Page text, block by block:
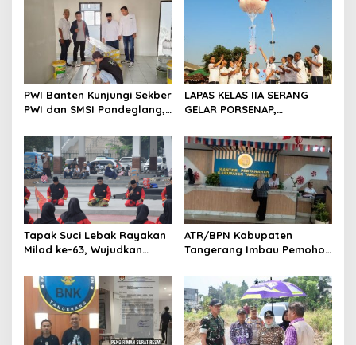
s
PWI Banten Kunjungi Sekber
PWI dan SMSI Pandeglang,
Konferensi Organisasi
LAPAS KELAS IIA SERANG
GELAR PORSENAP,
DAN KEBERSAMAAN
Tapak Suci Lebak Rayakan
Milad ke-63, Wujudkan
Menuju Kancah Dunia
ATR/BPN Kabupaten
Tangerang Imbau Pemohon
Berkas Mandek